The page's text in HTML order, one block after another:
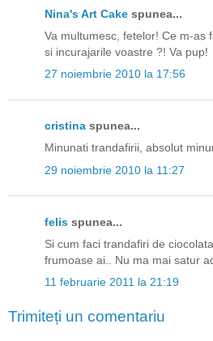
Nina's Art Cake spunea...
Va multumesc, fetelor! Ce m-as
si incurajarile voastre ?! Va pup!
27 noiembrie 2010 la 17:56
cristina spunea...
Minunati trandafirii, absolut
29 noiembrie 2010 la 11:27
felis spunea...
Si cum faci trandafiri de
frumoase ai.. Nu ma mai satur
11 februarie 2011 la 21:19
Trimiteți un comentariu